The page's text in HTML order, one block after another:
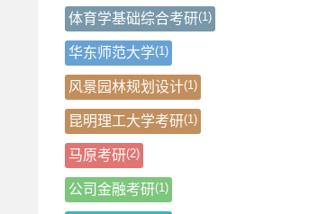
体育学基础综合考研(1)
华东师范大学(1)
风景园林规划设计(1)
昆明理工大学考研(1)
马原考研(2)
公司金融考研(1)